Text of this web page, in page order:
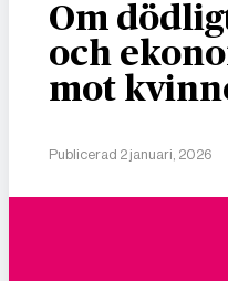
Om
och
mot
Publicerad 2 januari, 2026